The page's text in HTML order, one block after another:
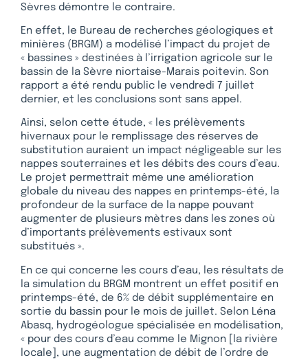
Sèvres démontre le contraire.
En effet, le Bureau de recherches géologiques et
minières (BRGM) a modélisé l’impact du projet de
« bassines » destinées à l’irrigation agricole sur le
bassin de la Sèvre niortaise-Marais poitevin. Son
rapport a été rendu public le vendredi 7 juillet
dernier, et les conclusions sont sans appel.
Ainsi, selon cette étude, « les prélèvements
hivernaux pour le remplissage des réserves de
substitution auraient un impact négligeable sur les
nappes souterraines et les débits des cours d’eau.
Le projet permettrait même une amélioration
globale du niveau des nappes en printemps-été, la
profondeur de la surface de la nappe pouvant
augmenter de plusieurs mètres dans les zones où
d’importants prélèvements estivaux sont
substitués ».
En ce qui concerne les cours d’eau, les résultats de
la simulation du BRGM montrent un effet positif en
printemps-été, de 6% de débit supplémentaire en
sortie du bassin pour le mois de juillet. Selon Léna
Abasq, hydrogéologue spécialisée en modélisation,
« pour des cours d’eau comme le Mignon [la rivière
locale], une augmentation de débit de l’ordre de